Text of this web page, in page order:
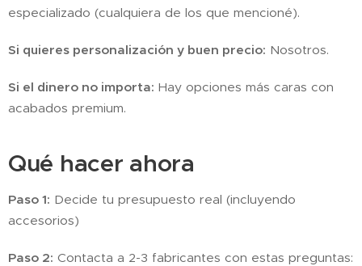
especializado (cualquiera de los que mencioné).
Si quieres personalización y buen precio: Nosotros.
Si el dinero no importa: Hay opciones más caras con
acabados premium.
Qué hacer ahora
Paso 1: Decide tu presupuesto real (incluyendo
accesorios)
Paso 2: Contacta a 2-3 fabricantes con estas preguntas: